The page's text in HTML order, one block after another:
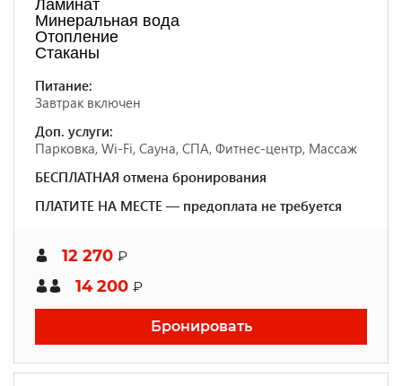
Ламинат
Минеральная вода
Отопление
Стаканы
Питание:
Завтрак включен
Доп. услуги:
Парковка, Wi-Fi, Сауна, СПА, Фитнес-центр, Массаж
БЕСПЛАТНАЯ отмена бронирования
ПЛАТИТЕ НА МЕСТЕ — предоплата не требуется
12 270 ₽
14 200 ₽
Бронировать